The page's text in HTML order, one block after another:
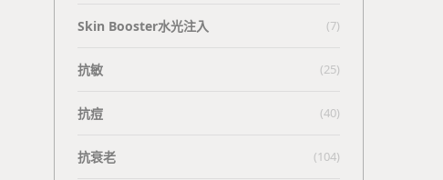
Skin Booster水光注入 (7)
抗敏 (25)
抗痘 (40)
抗衰老 (104)